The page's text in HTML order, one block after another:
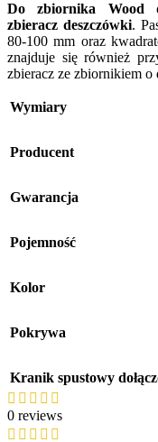
Do zbiornika Wood
zbieracz deszczówki.
80-100 mm oraz
znajduje się również
zbieracz ze zbiornikiem o
Wymiary
Producent
Gwarancja
Pojemność
Kolor
Pokrywa
Kranik spustowy
0 reviews